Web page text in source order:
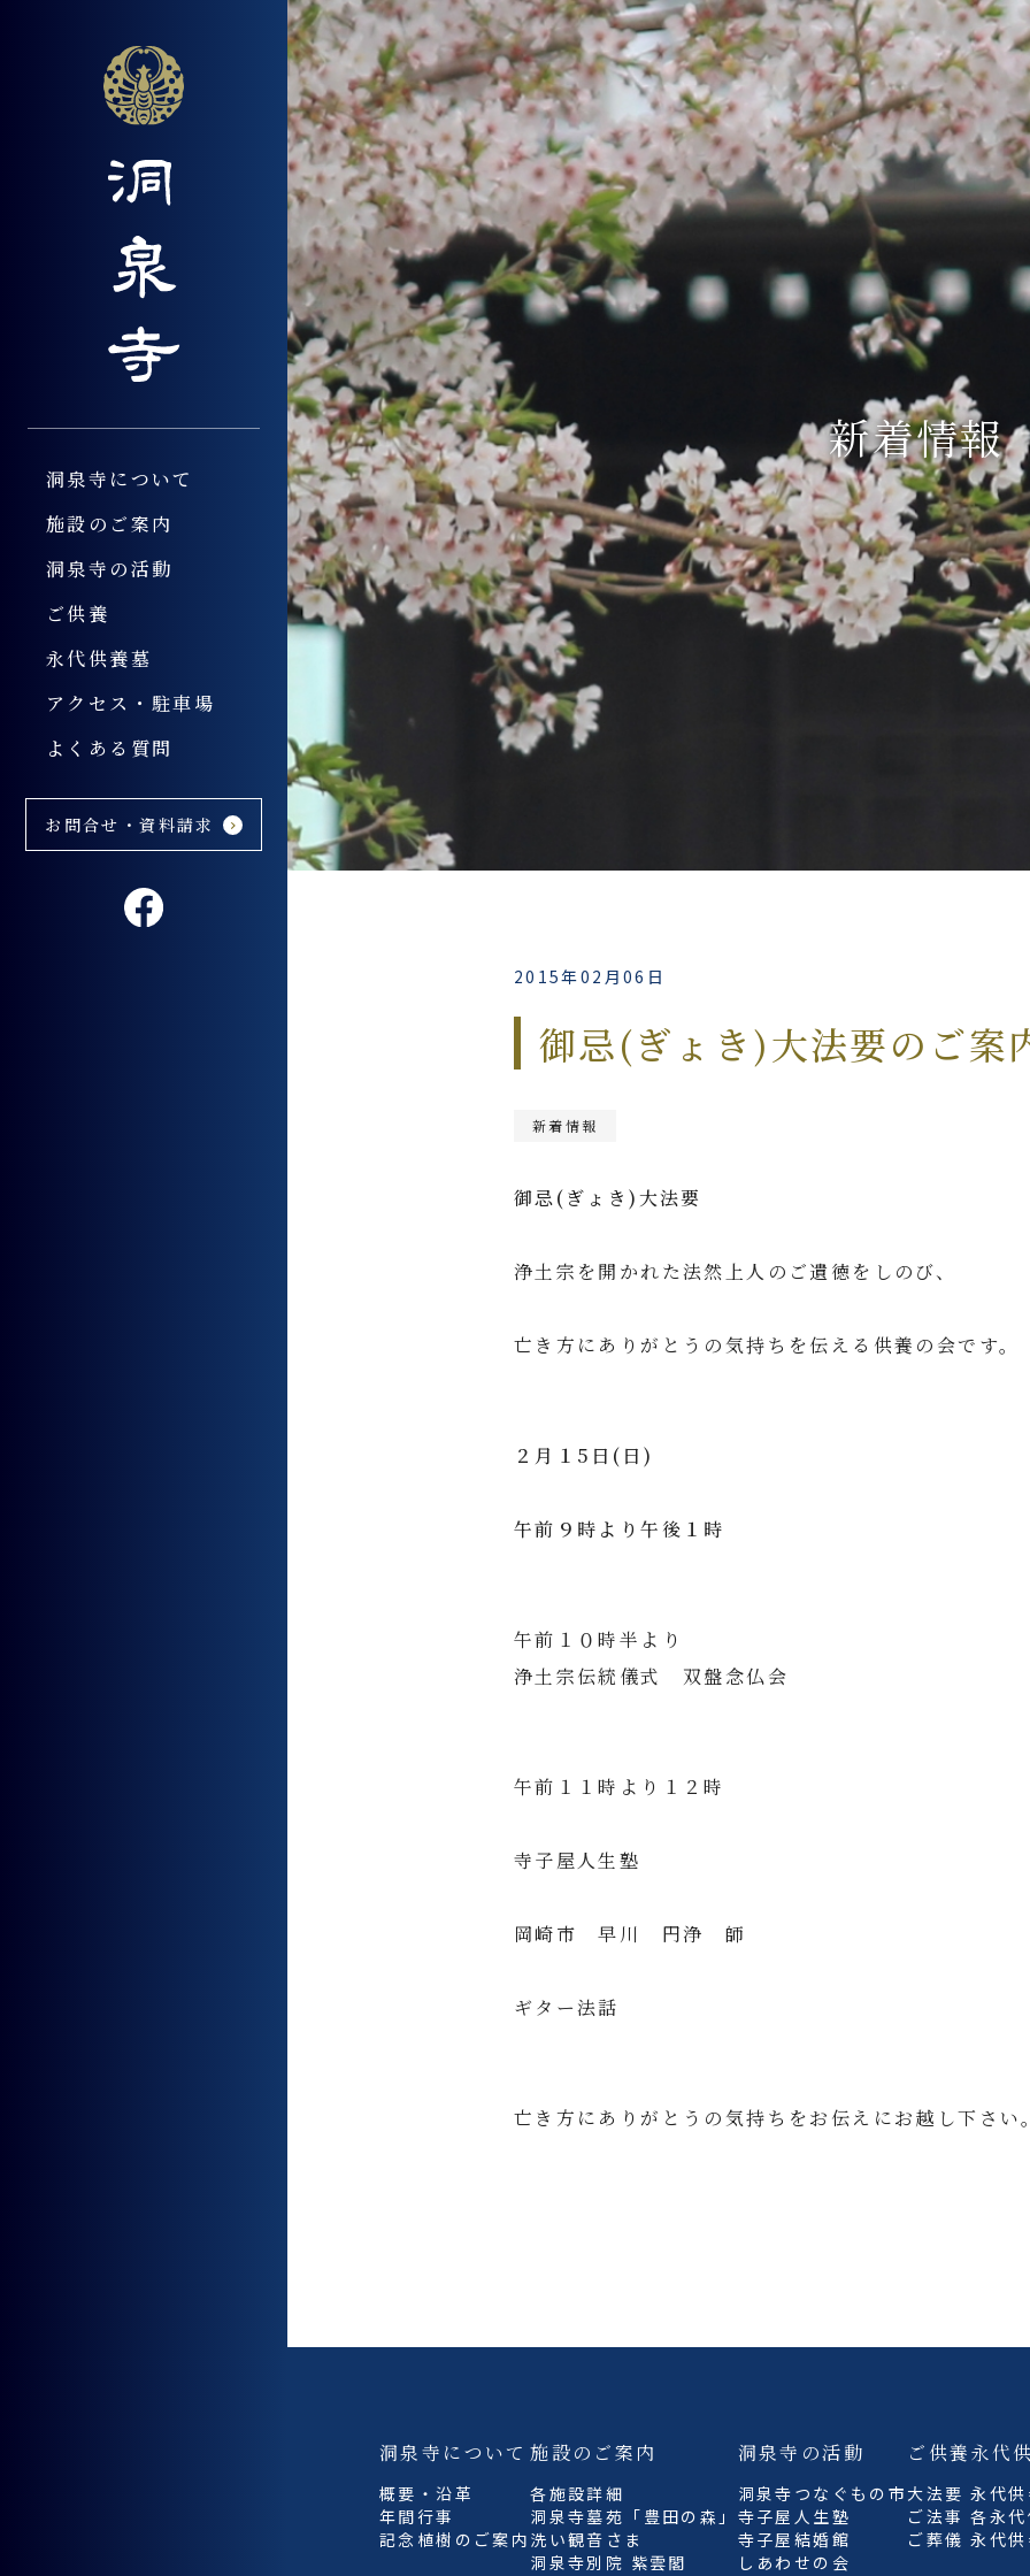
洞泉寺について
概要・沿革
年間行事
記念植樹のご案内
施設のご案内
各施設詳細
洞泉寺墓苑「豊田の森」
洗い観音さま
洞泉寺別院 紫雲閣
洞泉寺見どころ
ドッグラン
休憩所
EVステーション
洞泉寺の活動
洞泉寺つなぐもの市
寺子屋人生塾
寺子屋結婚館
しあわせの会
洞泉寺楽市楽座
洞泉寺青年会法輪会
洞泉寺異業種交流会
ご供養
大法要
ご法事
ご葬儀
永代供養墓
永代供養墓とは
各永代供養墓概要
永代供養墓へ寄せられた言葉
アクセス・駐車場
アクセスガイド
境内案内図
よくある質問
お問合せ・資料請求
新着情報
2015年02月06日
御忌(ぎょき)大法要のご案
新着情報
御忌(ぎょき)大法要
浄土宗を開かれた法然上人のご遺徳をしのび、
亡き方にありがとうの気持ちを伝える供養の会です。
２月１5日(日)
午前９時より午後１時
午前１０時半より
浄土宗伝統儀式 双盤念仏会
午前１１時より１２時
寺子屋人生塾
岡崎市 早川 円浄 師
ギター法話
亡き方にありがとうの気持ちをお伝えにお越し下さい
洞泉寺について
概要・沿革
年間行事
記念植樹のご案内
施設のご案内
各施設詳細
洞泉寺墓苑「豊田の森」
洗い観音さま
洞泉寺別院 紫雲閣
洞泉寺の活動
洞泉寺つなぐもの市
寺子屋人生塾
寺子屋結婚館
しあわせの会
ご供養
大法要
ご法事
ご葬儀
永代
永代
各永
永代